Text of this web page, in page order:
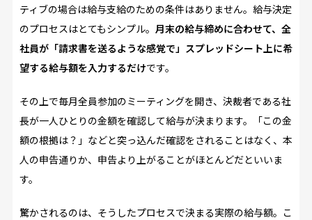
ティブの場合は給与支給のための条件はありません。給与決定
のプロセスはとてもシンプル。 月末の給与締めに合わせて、全
社員が「請求書を送るような感覚で」スプレッドシート上に希
望する給与額を入力するだけです。
その上で毎月全員参加のミーティングを開き、決裁者である社
長が一人ひとりの金額を確認して給与が決まります。「この金
額の根拠は？」などと突っ込んだ確認をされることはなく、本
人の申告通りか、申告より上がることがほとんどだといいま
す。
驚かされるのは、そうしたプロセスで決まる実際の給与額。こ